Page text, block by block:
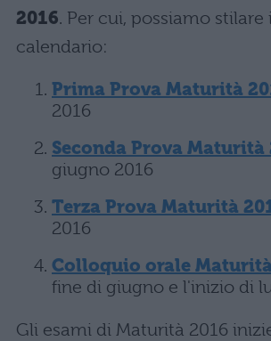
2016. Per cui, possiamo stilare
calendario:
Prima Prova Maturità
2016
Seconda Prova Maturità
giugno 2016
Terza Prova Maturità
2016
Colloquio orale
fine di giugno e l'inizio di
Gli esami di Maturità 2016